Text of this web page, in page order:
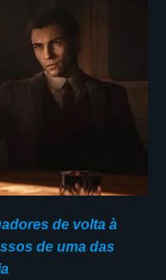
de volta à
de uma das